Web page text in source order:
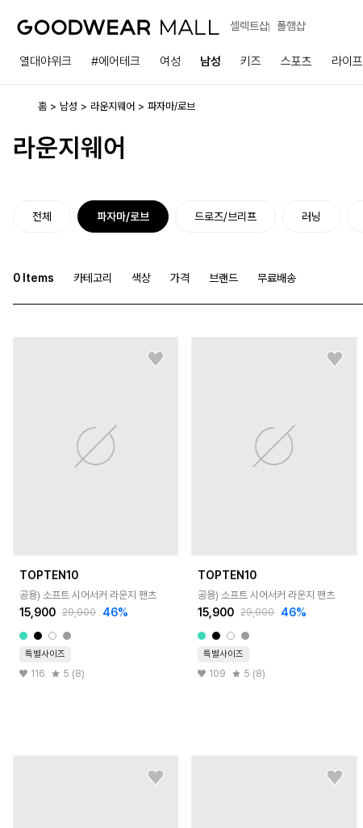
셀렉트샵 폴햄샵
열대야위크 #에어테크 여성 남성 키즈 스포츠 라이프
홈 남성 라운지웨어 파자마/로브
라운지웨어
전체 파자마/로브 드로즈/브리프 러닝
0 Items 카테고리 색상 가격 브랜드 무료배송
TOPTEN10
공용) 소프트 시어서커 라운지 팬츠
15,900 29,900 46%
특별사이즈
116 5 (8)
TOPTEN10
공용) 소프트 시어서커 라운지 팬츠
15,900 29,900 46%
특별사이즈
109 5 (8)